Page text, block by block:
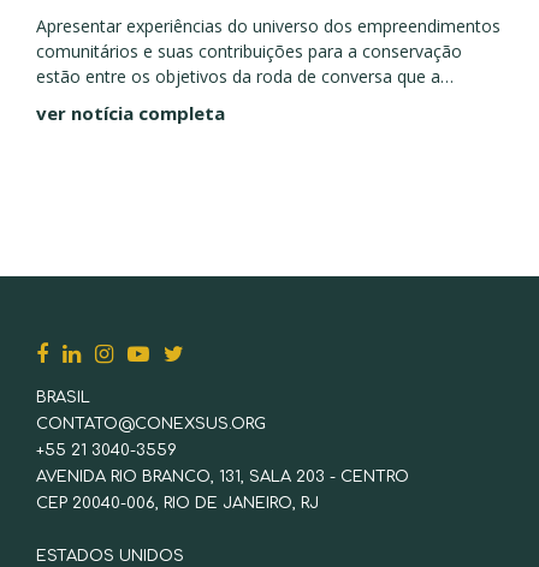
Apresentar experiências do universo dos empreendimentos
comunitários e suas contribuições para a conservação
estão entre os objetivos da roda de conversa que a
Conexsus realiza no Festival Social Good Brasil Faz parte
da conservação da biodiversidade...
ver notícia completa
BRASIL
CONTATO@CONEXSUS.ORG
+55 21 3040-3559
AVENIDA RIO BRANCO, 131, SALA 203 - CENTRO
CEP 20040-006, RIO DE JANEIRO, RJ
ESTADOS UNIDOS